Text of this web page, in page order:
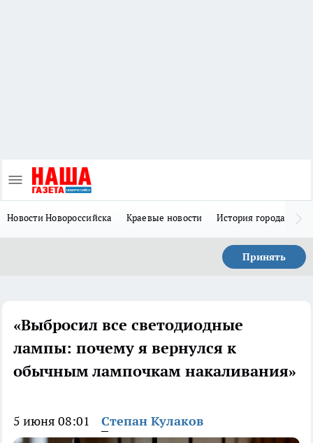
Новости Новороссийска Краевые новости История города Н
Принять
«Выбросил все светодиодные
лампы: почему я вернулся к
обычным лампочкам накаливания»
5 июня 08:01 Степан Кулаков